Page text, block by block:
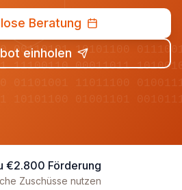
00110101 10101100
11100110 00011011
Beratung
einholen
€2.800 Förderung
Zuschüsse nutzen